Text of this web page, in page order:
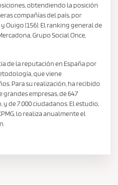
obtendiendo la posición
compañías del país, por
Ouigo (156). El ranking general de
Grupo Social Once,
de la reputación en España por
que viene
Para su realización, ha recibido
grandes empresas, de 647
de 7.000 ciudadanos. El estudio,
lo realiza anualmente el